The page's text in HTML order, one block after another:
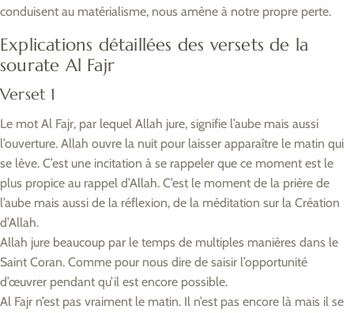
conduisent au matérialisme, nous amène à notre propre perte.
Explications détaillées des versets de la
sourate Al Fajr
Verset 1
Le mot Al Fajr, par lequel Allah jure, signifie l’aube mais aussi
l’ouverture. Allah ouvre la nuit pour laisser apparaître le matin qui
se lève. C’est une incitation à se rappeler que ce moment est le
plus propice au rappel d’Allah. C’est le moment de la prière de
l’aube mais aussi de la réflexion, de la méditation sur la Création
d’Allah.
Allah jure beaucoup par le temps de multiples manières dans le
Saint Coran. Comme pour nous dire de saisir l’opportunité
d’œuvrer pendant qu’il est encore possible.
Al Fajr n’est pas vraiment le matin. Il n’est pas encore là mais il se